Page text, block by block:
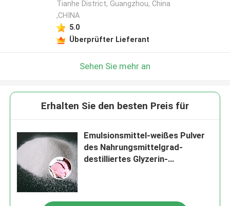
Tianhe District, Guangzhou, China
,CHINA
5.0
Überprüfter Lieferant
Sehen Sie mehr an
Erhalten Sie den besten Preis für
Emulsionsmittel-weißes Pulver
des Nahrungsmittelgrad-
destilliertes Glyzerin-